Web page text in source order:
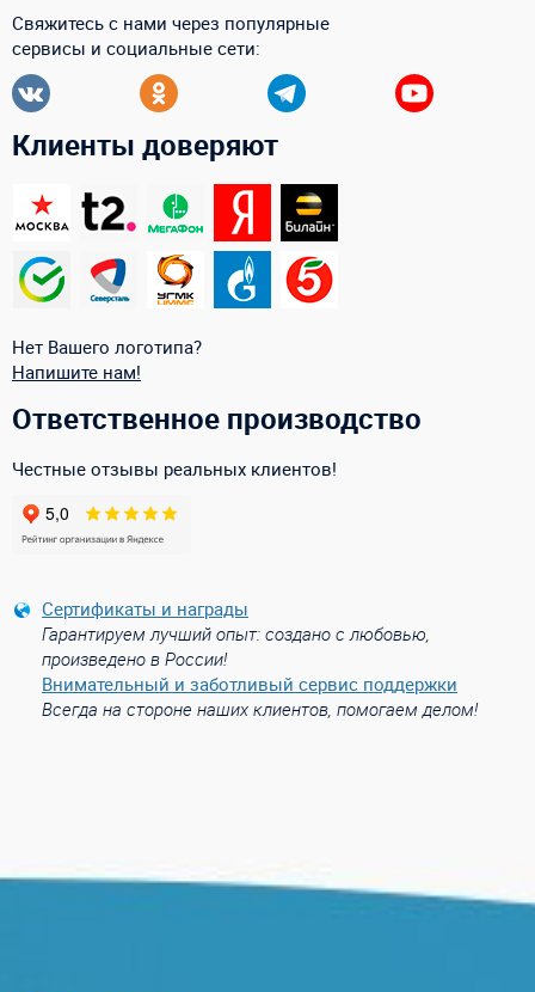
Свяжитесь с нами через популярные
сервисы и социальные сети:
Клиенты доверяют
Нет Вашего логотипа?
Напишите нам!
Ответственное производство
Честные отзывы реальных клиентов!
Сертификаты и награды
Гарантируем лучший опыт: создано с любовью,
произведено в России!
Внимательный и заботливый сервис поддержки
Всегда на стороне наших клиентов, помогаем делом!